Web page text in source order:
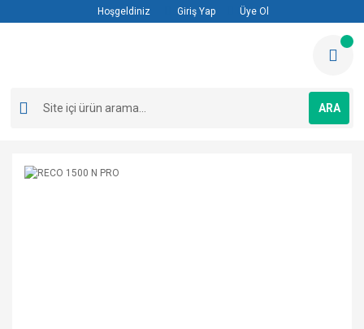
Hoşgeldiniz Giriş Yap Üye Ol
ARA